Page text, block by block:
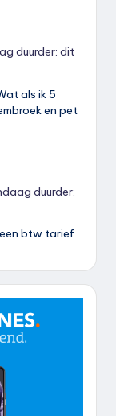
duurder: dit
als ik 5
en pet
duurder:
btw tarief